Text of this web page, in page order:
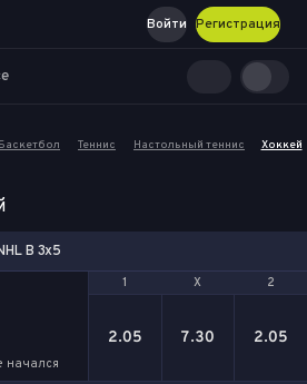
Регистрация
Войти
Баскетбол Теннис Настольный теннис Хоккей
B 3x5
1 Х 2
начался
1 Х 2
2.05 7.30 2.05